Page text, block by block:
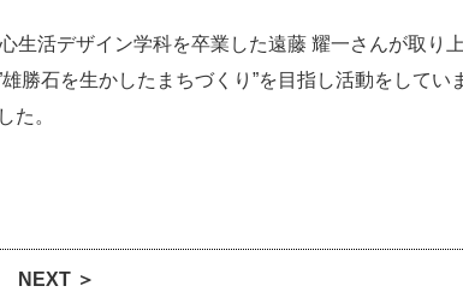
活デザイン学科を卒業した遠藤 耀一さんが取り
勝石を生かしたまちづくり”を目指し活動をしてい
た。
NEXT ＞